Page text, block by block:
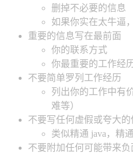
删掉不必要的信息
如果你实在太牛逼
重要的信息写在最前面
你的联系方式
你最重要的工作经
不要简单罗列工作经历
列出你的工作中有
难等）
不要写任何虚假或夸大的
类似精通 java，精
不要附加任何可能带来